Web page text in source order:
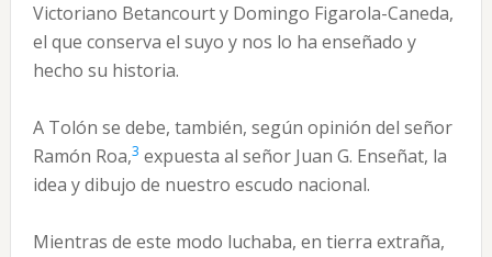
Victoriano Betancourt y Domingo Figarola-Caneda,
el que conserva el suyo y nos lo ha enseñado y
hecho su historia.
A Tolón se debe, también, según opinión del señor
Ramón Roa,3 expuesta al señor Juan G. Enseñat, la
idea y dibujo de nuestro escudo nacional.
Mientras de este modo luchaba, en tierra extraña,